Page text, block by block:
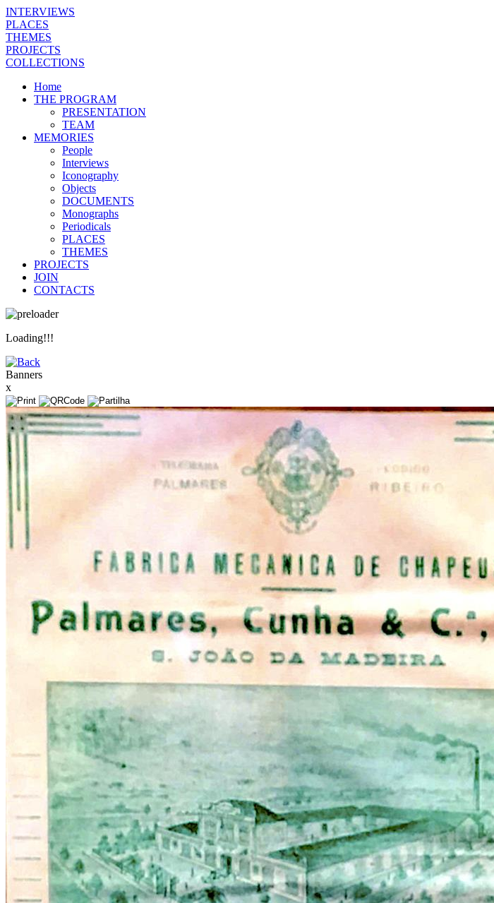
INTERVIEWS
PLACES
THEMES
PROJECTS
COLLECTIONS
Home
THE PROGRAM
PRESENTATION
TEAM
MEMORIES
People
Interviews
Iconography
Objects
DOCUMENTS
Monographs
Periodicals
PLACES
THEMES
PROJECTS
JOIN
CONTACTS
Loading!!!
Banners
x